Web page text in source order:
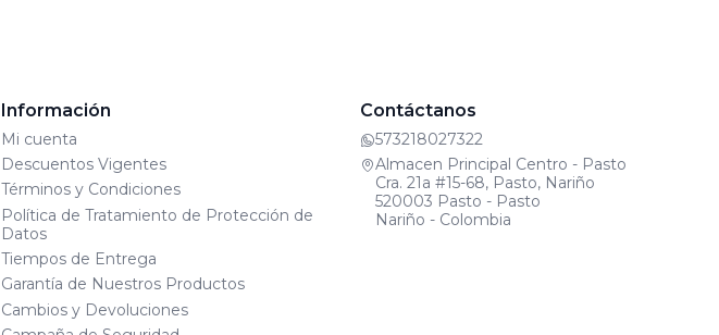
Información
Mi cuenta
Descuentos Vigentes
Términos y Condiciones
Política de Tratamiento de Protección de
Datos
Tiempos de Entrega
Garantía de Nuestros Productos
Cambios y Devoluciones
Contáctanos
573218027322
Almacen Principal Centro - Pasto
Cra. 21a #15-68, Pasto, Nariño
520003 Pasto - Pasto
Nariño - Colombia